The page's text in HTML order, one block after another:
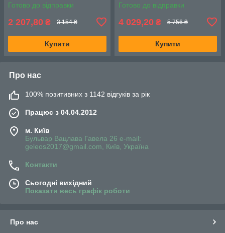
Готово до відправки
2 207,80 ₴ 3 154 ₴
Купити
Готово до відправки
4 029,20 ₴ 5 756 ₴
Купити
Про нас
100% позитивних з 1142 відгуків за рік
Працює з 04.04.2012
м. Київ
Бульвар Вацлава Гавела 26 e-mail:
geleos2017@gmail.com, Київ, Україна
Контакти
Сьогодні вихідний
Показати весь графік роботи
Про нас